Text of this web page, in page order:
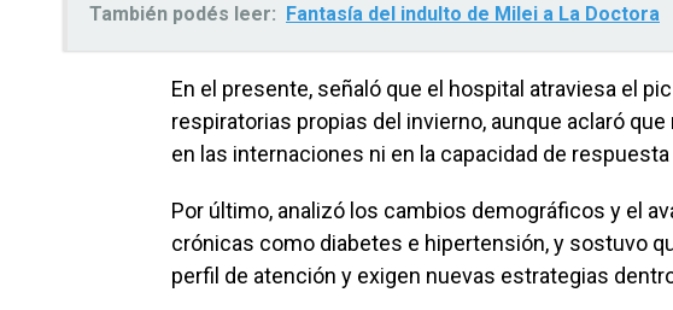
También podés leer: Fantasía del indulto de Milei a La Doctora
En el presente, señaló que el hospital atraviesa el
respiratorias propias del invierno, aunque aclaró
en las internaciones ni en la capacidad de
Por último, analizó los cambios demográficos y el
crónicas como diabetes e hipertensión, y sostuvo
perfil de atención y exigen nuevas estrategias